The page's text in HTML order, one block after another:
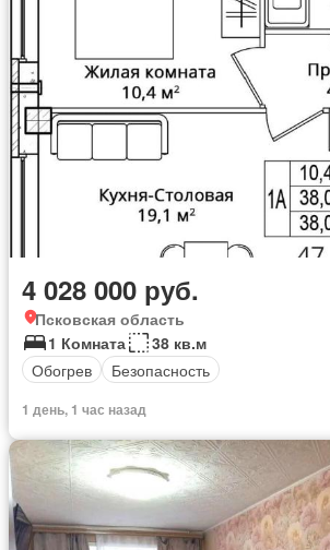
4 028 000 руб.
Псковская область
1 Комната
38 кв.м
Обогрев
Безопасность
1 день, 1 час назад